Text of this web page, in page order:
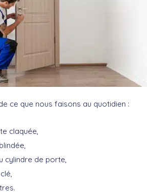
ce que nous faisons au quotidien :
claquée,
cylindre de porte,